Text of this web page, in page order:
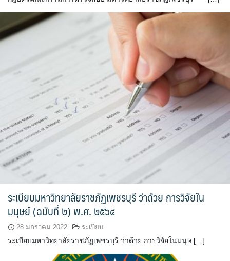
ระเบียบมหาวิทยาลัยราชภัฏเพชรบุรี ว่าด้วย การวิจัยใน
มนุษย์ (ฉบับที่ ๒) พ.ศ. ๒๕๖๔
28 มกราคม 2022 ระเบียบ
ระเบียบมหาวิทยาลัยราชภัฏเพชรบุรี ว่าด้วย การวิจัยในมนุษ […]